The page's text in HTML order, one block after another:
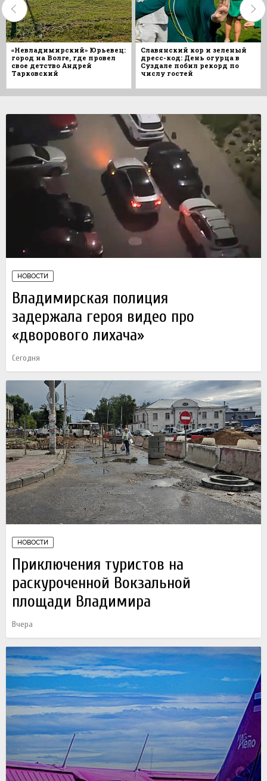
«Невладимирский» Юрьевец:
город на Волге, где провел
свое детство Андрей
Тарковский
Славянский кор и зеленый
дресс-код: День огурца в
Суздале побил рекорд по
числу гостей
НОВОСТИ
Владимирская полиция
задержала героя видео про
«дворового лихача»
Сегодня
НОВОСТИ
Приключения туристов на
раскуроченной Вокзальной
площади Владимира
Вчера